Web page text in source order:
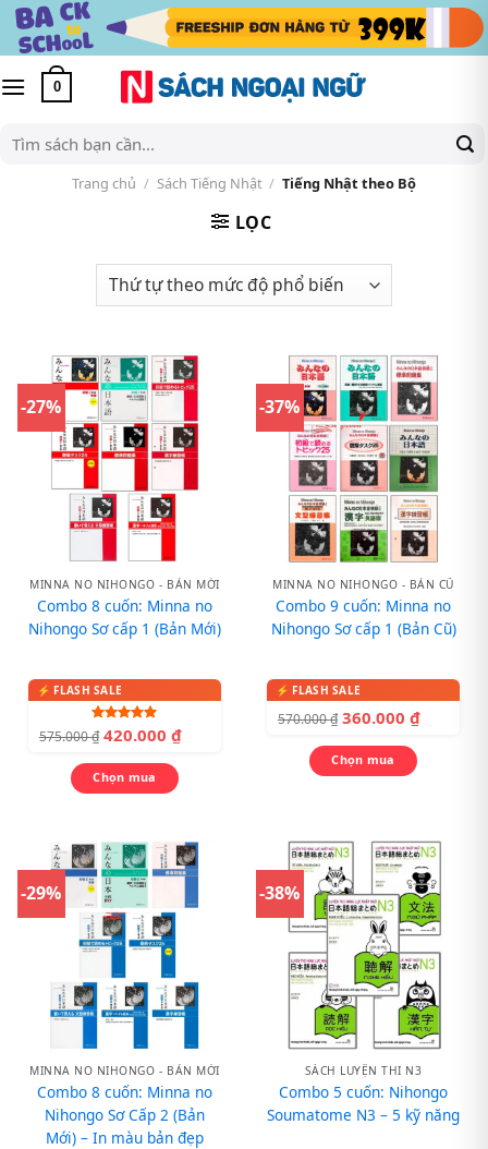
Skip
content
0
Tìm
kiếm:
Trang chủ / Sách Tiếng Nhật / Tiếng Nhật theo Bộ
LỌC
-27%
MINNA NO NIHONGO - BẢN MỚI
Combo 8 cuốn: Minna no
Nihongo Sơ cấp 1 (Bản Mới)
Được xếp
hạng 5.00
575.000₫ 420.000 ₫
Chọn mua
-37%
MINNA NO NIHONGO - BẢN CŨ
Combo 9 cuốn: Minna no
Nihongo Sơ cấp 1 (Bản Cũ)
570.000₫ 360.000 ₫
Chọn mua
-29%
MINNA NO NIHONGO - BẢN MỚI
Combo 8 cuốn: Minna no
Nihongo Sơ Cấp 2 (Bản
Mới) – In màu bản đẹp
-38%
SÁCH LUYỆN THI N3
Combo 5 cuốn: Nihongo
Soumatome N3 – 5 kỹ năng